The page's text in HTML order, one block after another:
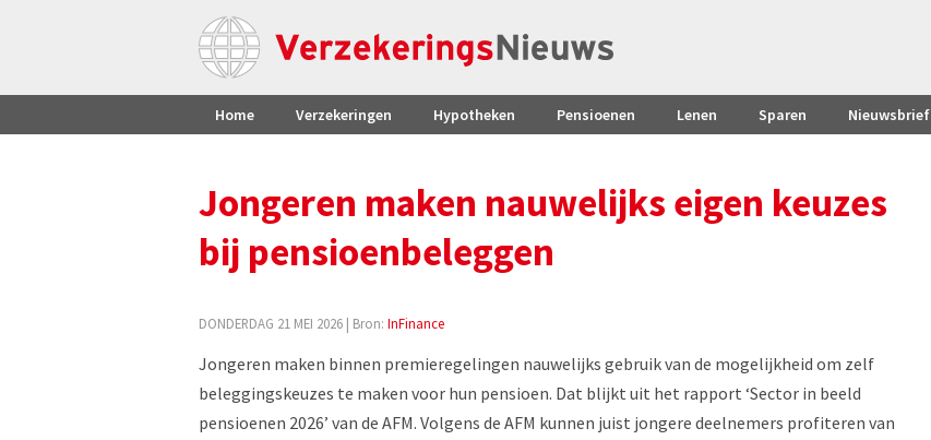
Home Verzekeringen Hypotheken Pensioenen Lenen Sparen Nieuwsbrief
Jongeren maken nauwelijks eigen keuzes
bij pensioenbeleggen
DONDERDAG 21 MEI 2026 | Bron: InFinance
Jongeren maken binnen premieregelingen nauwelijks gebruik van de mogelijkheid om zelf
beleggingskeuzes te maken voor hun pensioen. Dat blijkt uit het rapport ‘Sector in beeld
pensioenen 2026’ van de AFM. Volgens de AFM kunnen juist jongere deelnemers profiteren van